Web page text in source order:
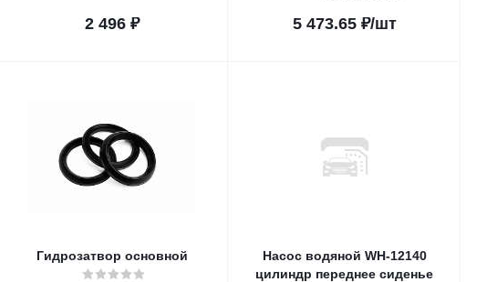
2 496₽ 5 473.65₽/шт
Гидрозатвор основной
Насос водяной WH-12140
цилиндр переднее сиденье